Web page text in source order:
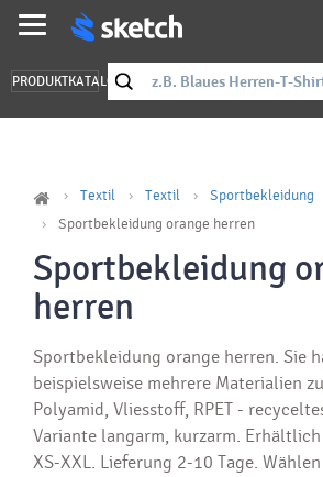
PRODUKTKATALOG
Textil Textil
Sportbekleidung
Sportbekleidung orange herren
Sportbekleidung
herren
Sportbekleidung orange herren. Sie
beispielsweise mehrere Materialien
Polyamid, Vliesstoff, RPET -
Variante langarm, kurzarm.
XS-XXL. Lieferung 2-10 Tage.